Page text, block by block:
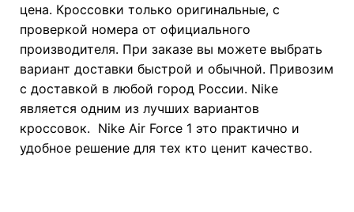
цена. Кроссовки только оригинальные, с
проверкой номера от официального
производителя. При заказе вы можете выбрать
вариант доставки быстрой и обычной. Привозим
с доставкой в любой город России. Nike
является одним из лучших вариантов
кроссовок. Nike Air Force 1 это практично и
удобное решение для тех кто ценит качество.